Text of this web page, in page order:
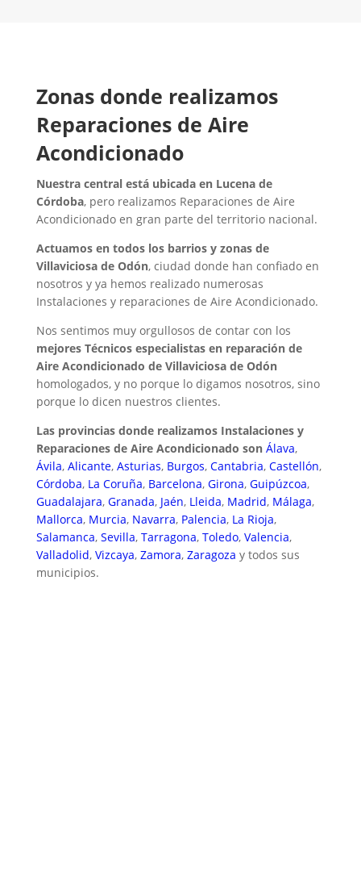
Zonas donde realizamos
Reparaciones de Aire
Acondicionado
Nuestra central está ubicada en Lucena de
Córdoba, pero realizamos Reparaciones de Aire
Acondicionado en gran parte del territorio nacional.
Actuamos en todos los barrios y zonas de
Villaviciosa de Odón, ciudad donde han confiado en
nosotros y ya hemos realizado numerosas
Instalaciones y reparaciones de Aire Acondicionado.
Nos sentimos muy orgullosos de contar con los
mejores Técnicos especialistas en reparación de
Aire Acondicionado de Villaviciosa de Odón
homologados, y no porque lo digamos nosotros, sino
porque lo dicen nuestros clientes.
Las provincias donde realizamos Instalaciones y
Reparaciones de Aire Acondicionado son Álava,
Ávila, Alicante, Asturias, Burgos, Cantabria, Castellón,
Córdoba, La Coruña, Barcelona, Girona, Guipúzcoa,
Guadalajara, Granada, Jaén, Lleida, Madrid, Málaga,
Mallorca, Murcia, Navarra, Palencia, La Rioja,
Salamanca, Sevilla, Tarragona, Toledo, Valencia,
Valladolid, Vizcaya, Zamora, Zaragoza y todos sus
municipios.